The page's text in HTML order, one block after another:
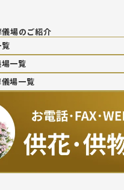
場のご紹介
一覧
場一覧知らせ